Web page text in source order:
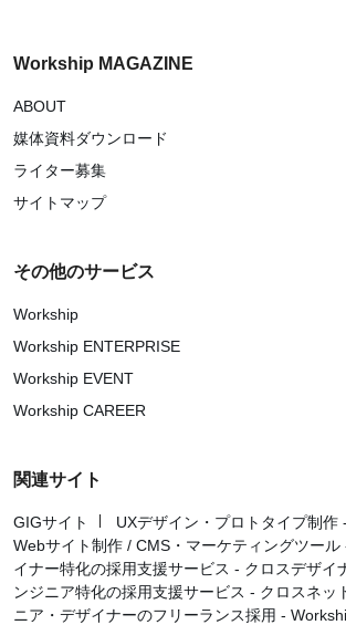
Workship MAGAZINE
ABOUT
媒体資料ダウンロード
ライター募集
サイトマップ
その他のサービス
Workship
Workship ENTERPRISE
Workship EVENT
Workship CAREER
関連サイト
GIGサイト
UXデザイン・プロトタイプ制作
Webサイト制作 / CMS・マーケティングツール
イナー特化の採用支援サービス - クロスデザイ
ンジニア特化の採用支援サービス - クロスネッ
ニア・デザイナーのフリーランス採用 -